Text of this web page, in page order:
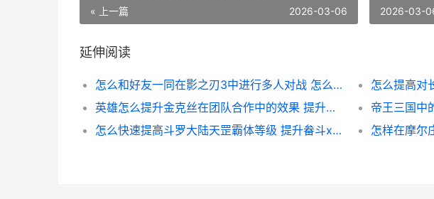
« 上一篇 2026-03-06 2026-03-
延伸阅读
怎么和好友一同在影之刃3中进行多人对战 怎么和好友一同聊天
英雄怎么提升金克丝在团队合作中的效果 提升英雄等级
怎么快速提高斗罗大陆天罡霸体等级 提升畚斗xy1